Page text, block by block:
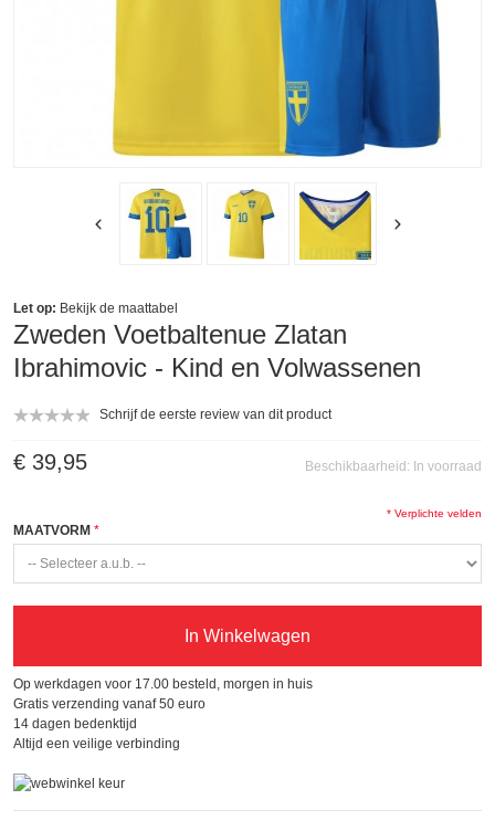
Zweden Voetbaltenue Zlatan
Ibrahimovic - Kind en Volwassenen
Schrijf de eerste review van dit product
Beschikbaarheid: In voorraad
€ 39,95
Let op: Bekijk de maattabel
MAATVORM
* Verplichte velden
In Winkelwagen
Op werkdagen voor 17.00 besteld, morgen in huis
Gratis verzending vanaf 50 euro
14 dagen bedenktijd
Altijd een veilige verbinding